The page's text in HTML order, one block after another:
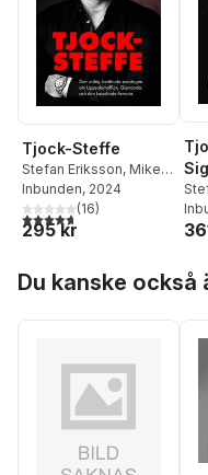
Tjock-Steffe
Stefan Eriksson, Mike
Mella
Inbunden, 2024
4,7utav 5 stjärnor. Totalt
(16)
295 kr
Du kanske